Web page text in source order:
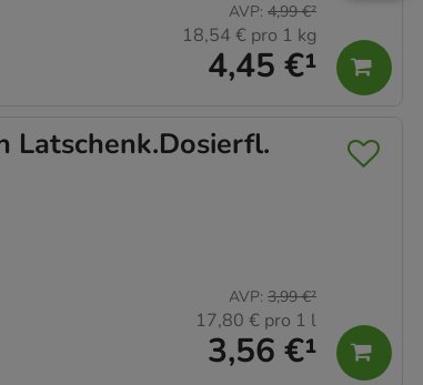
4,45 €¹
AVP: 4,99 €²
18,54 € pro 1 kg
Latschenk.Dosierfl.
3,56 €¹
AVP: 3,99 €²
17,80 € pro 1 l